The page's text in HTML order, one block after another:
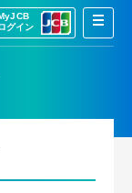
グイン